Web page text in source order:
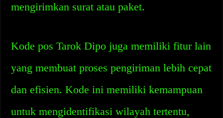
mengirimkan surat atau paket.
Kode pos Tarok Dipo juga memiliki fitur lain
yang membuat proses pengiriman lebih cepat
dan efisien. Kode ini memiliki kemampuan
untuk mengidentifikasi wilayah tertentu,